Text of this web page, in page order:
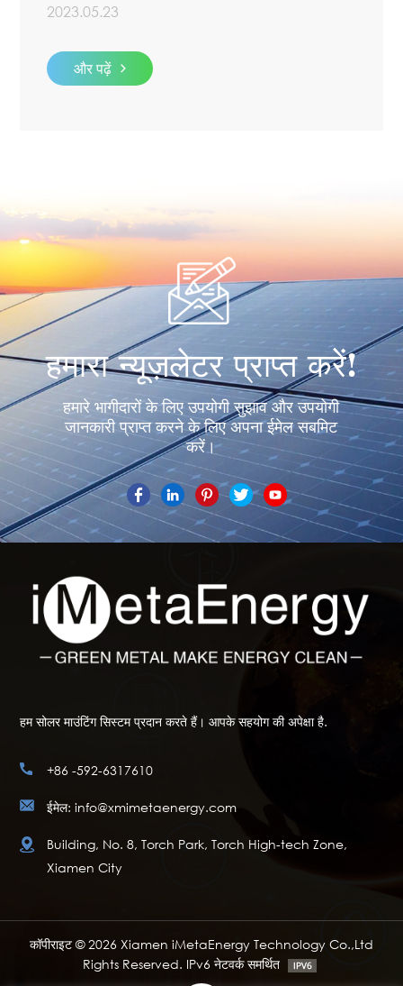
2023.05.23
और पढ़ें
हमारा न्यूज़लेटर प्राप्त करें!
हमारे भागीदारों के लिए उपयोगी सुझाव और उपयोगी
जानकारी प्राप्त करने के लिए अपना ईमेल सबमिट
करें।
हम सोलर माउंटिंग सिस्टम प्रदान करते हैं। आपके सहयोग की अपेक्षा है.
+86 -592-6317610
ईमेल: info@xmimetaenergy.com
Building, No. 8, Torch Park, Torch High-tech Zone,
Xiamen City
कॉपीराइट © 2026 Xiamen iMetaEnergy Technology Co.,Ltd
Rights Reserved. IPv6 नेटवर्क समर्थित